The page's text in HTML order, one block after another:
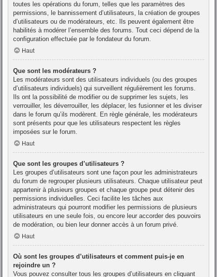
toutes les opérations du forum, telles que les paramètres des
permissions, le bannissement d’utilisateurs, la création de groupes
d’utilisateurs ou de modérateurs, etc. Ils peuvent également être
habilités à modérer l’ensemble des forums. Tout ceci dépend de la
configuration effectuée par le fondateur du forum.
Haut
Que sont les modérateurs ?
Les modérateurs sont des utilisateurs individuels (ou des groupes
d’utilisateurs individuels) qui surveillent régulièrement les forums.
Ils ont la possibilité de modifier ou de supprimer les sujets, les
verrouiller, les déverrouiller, les déplacer, les fusionner et les diviser
dans le forum qu’ils modèrent. En règle générale, les modérateurs
sont présents pour que les utilisateurs respectent les règles
imposées sur le forum.
Haut
Que sont les groupes d’utilisateurs ?
Les groupes d’utilisateurs sont une façon pour les administrateurs
du forum de regrouper plusieurs utilisateurs. Chaque utilisateur peut
appartenir à plusieurs groupes et chaque groupe peut détenir des
permissions individuelles. Ceci facilite les tâches aux
administrateurs qui pourront modifier les permissions de plusieurs
utilisateurs en une seule fois, ou encore leur accorder des pouvoirs
de modération, ou bien leur donner accès à un forum privé.
Haut
Où sont les groupes d’utilisateurs et comment puis-je en
rejoindre un ?
Vous pouvez consulter tous les groupes d’utilisateurs en cliquant